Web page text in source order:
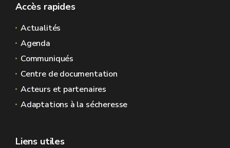
Accès rapides
Actualités
Agenda
Communiqués
Centre de documentation
Acteurs et partenaires
Adaptations à la sécheresse
Liens utiles